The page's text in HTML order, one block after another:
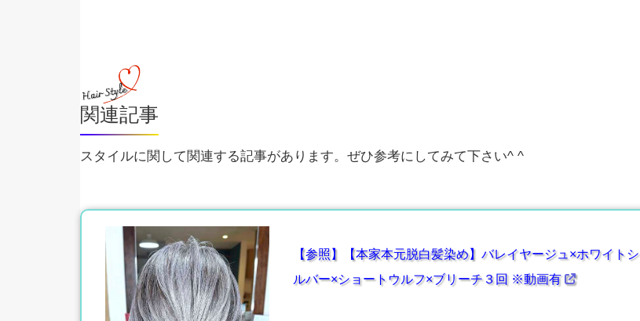
関連記事
スタイルに関して関連する記事があります。ぜひ参考にしてみて下さい^ ^
【参照】【本家本元脱白髪染め】バレイヤージュ×ホワイトシ
ルバー×ショートウルフ×ブリーチ３回 ※動画有